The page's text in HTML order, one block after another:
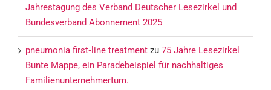
Jahrestagung des Verband Deutscher Lesezirkel und
Bundesverband Abonnement 2025
pneumonia first‑line treatment zu 75 Jahre Lesezirkel
Bunte Mappe, ein Paradebeispiel für nachhaltiges
Familienunternehmertum.